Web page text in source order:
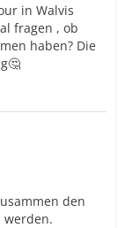
in Walvis
fragen , ob
haben? Die
den
werden.